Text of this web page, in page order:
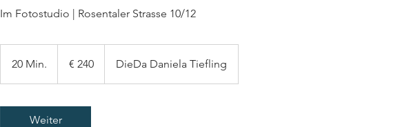
Im Fotostudio | Rosentaler Strasse 10/12
20 Min.
i
€ 240 DieDa Daniela Tiefling
Weiter